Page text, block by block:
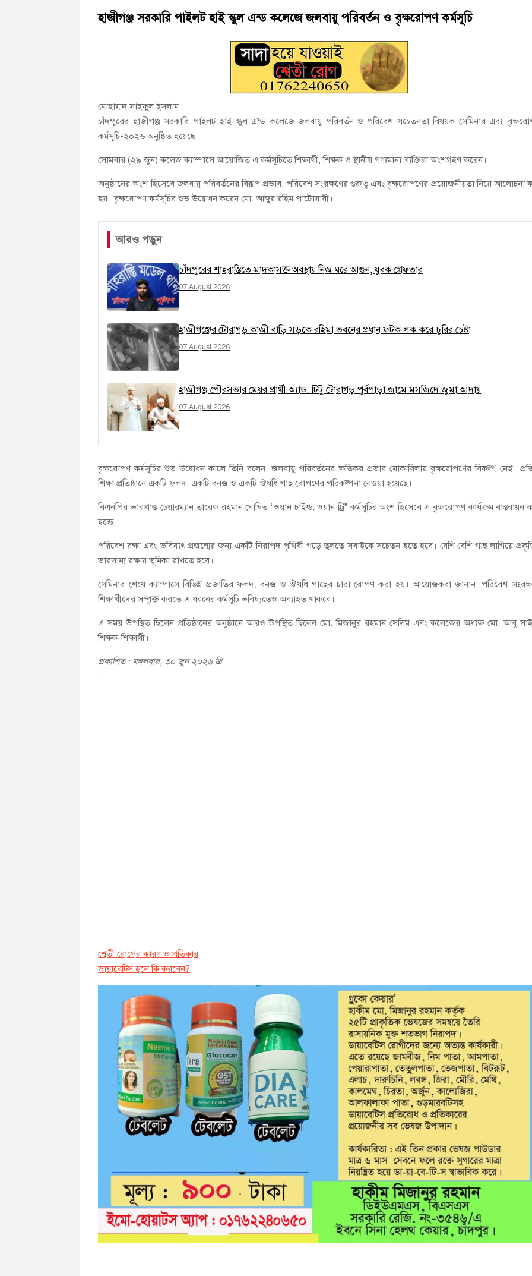
‘জনগণের ভোটে নির্বাচিত হয়ে ফরিদগঞ্জের উন্নয়নে কাজ করছি’ : আলহাজ্ব এমএ হান্নান এমপি
হাজীগঞ্জ সরকারি পাইলট হাই স্কুল এন্ড কলেজে জলবায়ু পরিবর্তন ও বৃক্ষরোপণ কর্মসূচি
মোহাম্মদ সাইফুল ইসলাম :
চাঁদপুরের হাজীগঞ্জ সরকারি পাইলট হাই স্কুল এন্ড কলেজে জলবায়ু পরিবর্তন ও পরিবেশ সচেতনতা বিষয়ক সেমিনার এবং
কর্মসূচি-২০২৬ অনুষ্ঠিত হয়েছে।
সোমবার (২৯ জুন) কলেজ ক্যাম্পাসে আয়োজিত এ কর্মসূচিতে শিক্ষার্থী, শিক্ষক ও স্থানীয় গণ্যমান্য ব্যক্তিরা অংশগ্রহণ করেন।
অনুষ্ঠানের অংশ হিসেবে জলবায়ু পরিবর্তনের বিরূপ প্রভাব, পরিবেশ সংরক্ষণের গুরুত্ব এবং বৃক্ষরোপণের প্রয়োজনীয়তা নিয়ে আলোচনা
হয়। বৃক্ষরোপণ কর্মসূচির শুভ উদ্বোধন করেন মো. আব্দুর রহিম পাটোয়ারী।
আরও পড়ুন
চাঁদপুরের শাহরাস্তিতে মাদকাসক্ত অবস্থায় নিজ ঘরে আগুন, যুবক গ্রেফতার
07 August 2026
হাজীগঞ্জের টোরাগড় কাজী বাড়ি সড়কে রহিমা ভবনের প্রধান ফটক লক করে চুরির চেষ্টা
07 August 2026
হাজীগঞ্জ পৌরসভার মেয়র প্রার্থী অ্যাড. টিটু টোরাগড় পূর্বপাড়া জামে মসজিদে জুমা আদায়
07 August 2026
বৃক্ষরোপণ কর্মসূচির শুভ উদ্বোধন কালে তিনি বলেন, জলবায়ু পরিবর্তনের ক্ষতিকর প্রভাব মোকাবিলায় বৃক্ষরোপণের বিকল্প নেই।
শিক্ষা প্রতিষ্ঠানে একটি ফলদ, একটি বনজ ও একটি ঔষধি গাছ রোপণের পরিকল্পনা নেওয়া হয়েছে।
বিএনপির ভারপ্রাপ্ত চেয়ারম্যান তারেক রহমান ঘোষিত “ওয়ান চাইল্ড, ওয়ান ট্রি” কর্মসূচির অংশ হিসেবে এ বৃক্ষরোপণ কার্যক্রম বাস্তবায়ন
হচ্ছে।
পরিবেশ রক্ষা এবং ভবিষ্যৎ প্রজন্মের জন্য একটি নিরাপদ পৃথিবী গড়ে তুলতে সবাইকে সচেতন হতে হবে। বেশি বেশি গাছ লাগিয়ে
ভারসাম্য রক্ষায় ভূমিকা রাখতে হবে।
সেমিনার শেষে ক্যাম্পাসে বিভিন্ন প্রজাতির ফলদ, বনজ ও ঔষধি গাছের চারা রোপণ করা হয়। আয়োজকরা জানান, পরিবেশ
শিক্ষার্থীদের সম্পৃক্ত করতে এ ধরনের কর্মসূচি ভবিষ্যতেও অব্যাহত থাকবে।
এ সময় উপস্থিত ছিলেন প্রতিষ্ঠানের অনুষ্ঠানে আরও উপস্থিত ছিলেন মো. মিজানুর রহমান সেলিম এবং কলেজের অধ্যক্ষ মো. আবু
শিক্ষক-শিক্ষার্থী।
প্রকাশিত : মঙ্গলবার, ৩০ জুন ২০২৬ খ্রি
.
শ্বেতী রোগের কারণ ও প্রতিকার
ডায়াবেট্সি হলে কি করবেন?